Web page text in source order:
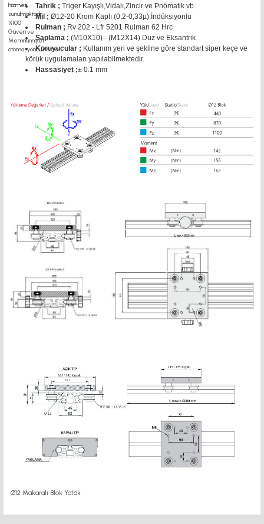
Tahrik ; Triger Kayışlı,Vidalı,Zincir ve Pnömatik vb.
Mil ; Ø12-20 Krom Kaplı (0,2-0,33µ) İndüksiyonlu
Rulman ; Rv 202 - Lfr 5201 Rulman 62 Hrc
Saplama ; (M10X10) - (M12X14) Düz ve Eksantrik
Koruyucular ; Kullanım yeri ve şekline göre standart siper keçe ve
körük uygulamaları yapılabilmektedir.
Hassasiyet ;± 0.1 mm
Ø12 Makaralı Blok Yatak